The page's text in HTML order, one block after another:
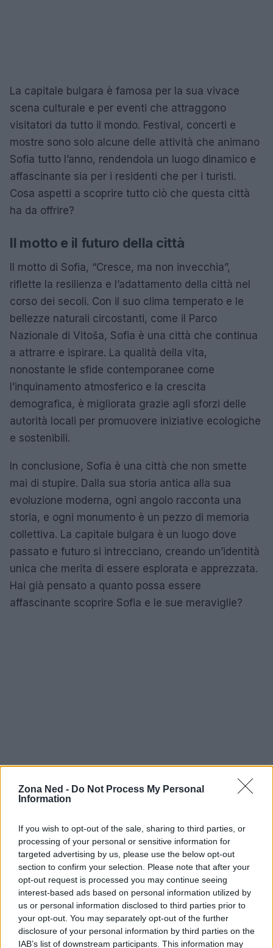
Zona Ned - Do Not Process My Personal
Information
If you wish to opt-out of the sale, sharing to third parties, or
processing of your personal or sensitive information for
targeted advertising by us, please use the below opt-out
section to confirm your selection. Please note that after your
opt-out request is processed you may continue seeing
interest-based ads based on personal information utilized by
us or personal information disclosed to third parties prior to
your opt-out. You may separately opt-out of the further
disclosure of your personal information by third parties on the
IAB’s list of downstream participants. This information may
La capitale bulgara è famosa per la sua vivace
scena culturale e per eventi che attraggono
visitatori da tutto il mondo. Festival, concerti e
mostre sono solo alcune delle attività che animano
Sofia tutto l’anno, rendendola un luogo dinamico e
affascinante sia per i residenti che per i turisti.
Cosa aspetti a scoprire tutto ciò che questa città
ha da offrire?
Il motto e il futuro della città
Il motto di Sofia, “Cresce, ma non invecchia”,
riflette la resilienza e l’adattamento della città nel
corso dei secoli. Con il suo clima temperato e le
bellezze naturali circostanti, come il Parco
Nazionale di Vitoša, Sofia è una città che continua
a attrarre e ispirare. La qualità della vita,
nonostante le sfide contemporanee come
l’inquinamento atmosferico e la crescita
demografica, è migliorata grazie agli sforzi delle
autorità locali per promuovere iniziative ecologiche
e sostenibili.
In conclusione, Sofia è una città che non smette
mai di stupire. Dalla sua storia antica alla sua
evoluzione moderna, ogni angolo racconta una
storia, e ogni monumento è un pezzo di memoria
collettiva. La capitale bulgara è un luogo dove
passato e futuro si intrecciano, creando un’identità
unica che merita di essere esplorata e apprezzata.
Hai già pensato a quanto possa essere
affascinante scoprire Sofia e le sue meraviglie?
AUTORE
Staff